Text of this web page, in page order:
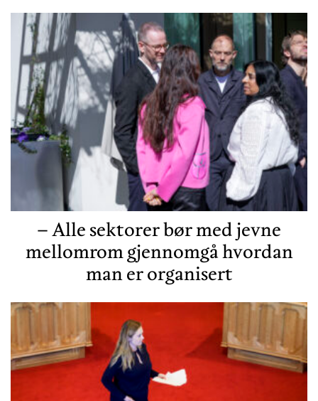
– Alle sektorer bør med jevne
mellomrom gjennomgå hvordan
man er organisert